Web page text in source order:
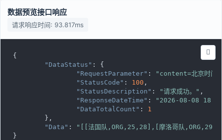
数据预览接口响应
请求响应时间: 93.817ms
{
"DataStatus" : {
"RequestParameter" :
"content=北京时间12
"StatusCode" : 100 ,
"StatusDescription" : "请求成功。" ,
"ResponseDateTime" :
"2026-08-08
"DataTotalCount" : 1
"Data" :
"[[法国队,ORG,25,28],[摩洛哥队
}